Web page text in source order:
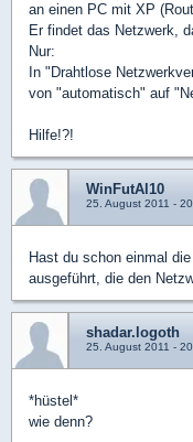
an einen PC mit XP
Er findet das Netzwerk,
Nur:
In "Drahtlose
von "automatisch" auf
Hilfe!?!
WinFutAl10
25. August 2011 -
Hast du schon einmal
ausgeführt, die den
shadar.logoth
25. August 2011 -
*hüstel*
wie denn?